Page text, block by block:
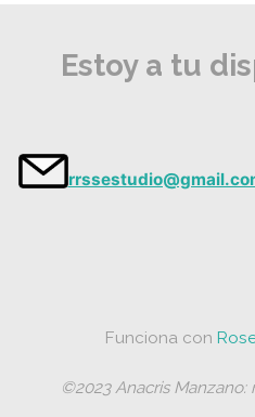
Estoy a tu
Funciona con
©2023 Anacris